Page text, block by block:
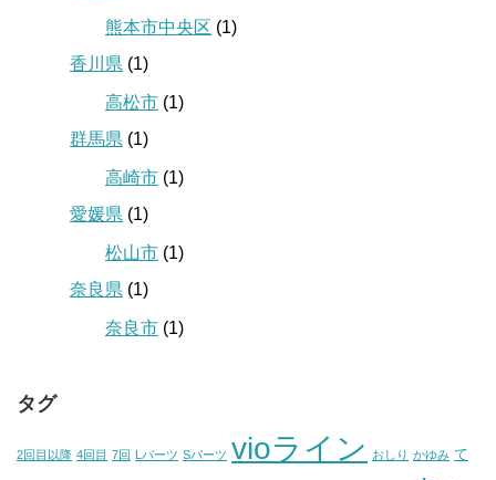
熊本市中央区 (1)
香川県 (1)
高松市 (1)
群馬県 (1)
高崎市 (1)
愛媛県 (1)
松山市 (1)
奈良県 (1)
奈良市 (1)
タグ
2回目以降 4回目 7回 Lパーツ Sパーツ vioライン おしり かゆみ て